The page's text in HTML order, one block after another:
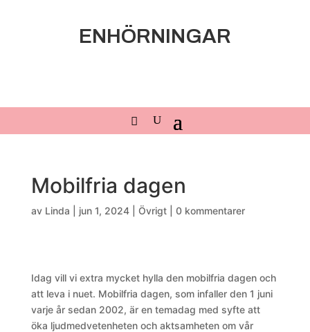
ENHÖRNINGAR
Mobilfria dagen
av Linda jun 1, 2024| Övrigt| 0 kommentarer
Idag vill vi extra mycket hylla den mobilfria dagen och
att leva i nuet. Mobilfria dagen, som infaller den 1 juni
varje år sedan 2002, är en temadag med syfte att
öka ljudmedvetenheten och aktsamheten om vår